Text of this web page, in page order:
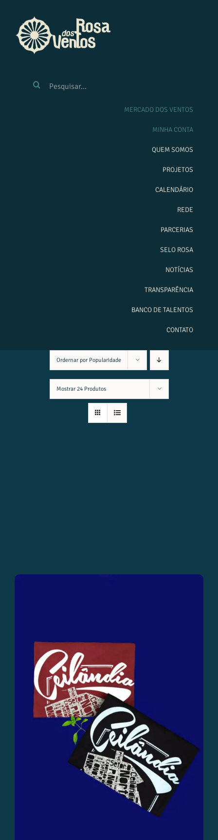
conteúdo
RESULTADOS
MERCADO DOS VENTOS
MINHA CONTA
QUEM SOMOS
PROJETOS
CALENDÁRIO
REDE
PARCERIAS
SELO ROSA
NOTÍCIAS
TRANSPARÊNCIA
BANCO DE TALENTOS
CONTATO
Ordernar por Popularidade
Mostrar 24 Produtos